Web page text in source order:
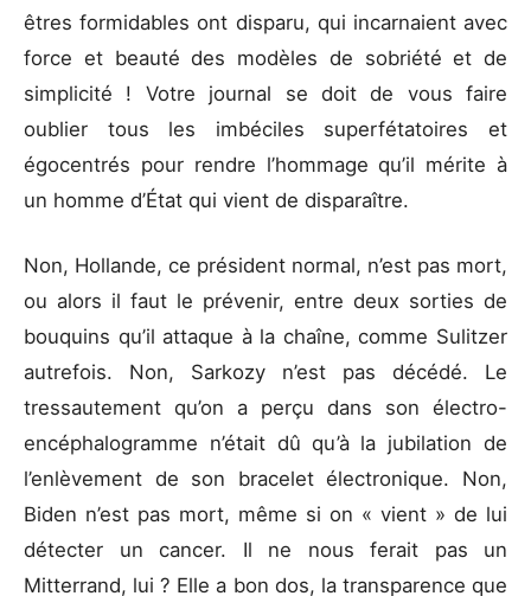
êtres formidables ont disparu, qui incarnaient avec
force et beauté des modèles de sobriété et de
simplicité ! Votre journal se doit de vous faire
oublier tous les imbéciles superfétatoires et
égocentrés pour rendre l’hommage qu’il mérite à
un homme d’État qui vient de disparaître.
Non, Hollande, ce président normal, n’est pas mort,
ou alors il faut le prévenir, entre deux sorties de
bouquins qu’il attaque à la chaîne, comme Sulitzer
autrefois. Non, Sarkozy n’est pas décédé. Le
tressautement qu’on a perçu dans son électro-
encéphalogramme n’était dû qu’à la jubilation de
l’enlèvement de son bracelet électronique. Non,
Biden n’est pas mort, même si on « vient » de lui
détecter un cancer. Il ne nous ferait pas un
Mitterrand, lui ? Elle a bon dos, la transparence que